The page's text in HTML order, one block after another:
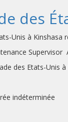
des
Unis à
Supervisor
des Etats-Unis à
indéterminée